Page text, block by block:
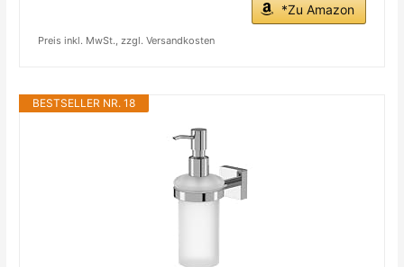
*Zu Amazon
Preis inkl. MwSt., zzgl. Versandkosten
BESTSELLER NR. 18